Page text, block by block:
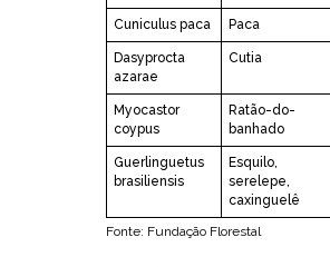
Cuniculus paca Paca
Dasyprocta
azarae
Cutia
Myocastor
coypus
Ratão-do-
banhado
Guerlinguetus
brasiliensis
Esquilo,
serelepe,
caxinguelê
Fonte: Fundação Florestal